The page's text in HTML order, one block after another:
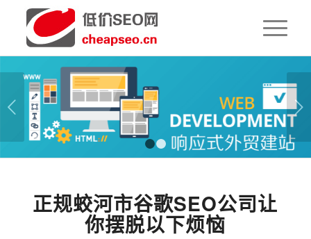
下一页
1 2
正规蛟河市谷歌SEO公司让
你摆脱以下烦恼